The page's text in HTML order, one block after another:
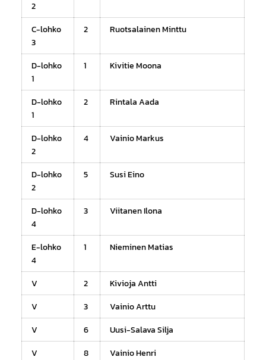
2
C-lohko
3
2 Ruotsalainen Minttu
D-lohko
1
1 Kivitie Moona
D-lohko
1
2 Rintala Aada
D-lohko
2
4 Vainio Markus
D-lohko
2
5 Susi Eino
D-lohko
4
3 Viitanen Ilona
E-lohko
4
1 Nieminen Matias
V 2
Kivioja Antti
V
3
Vainio Arttu
V
6
Uusi-Salava Silja
V
8
Vainio Henri